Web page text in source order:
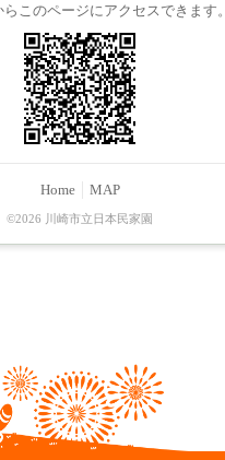
このページにアクセスできます。
Home MAP
©2026 川崎市立日本民家園